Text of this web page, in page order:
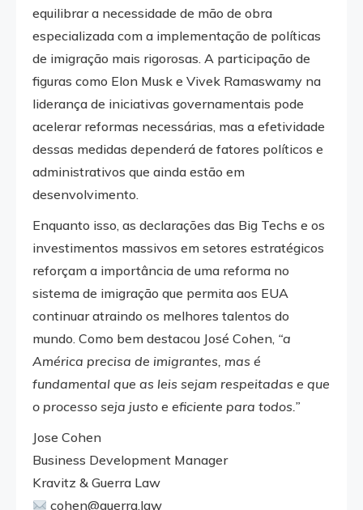
equilibrar a necessidade de mão de obra
especializada com a implementação de políticas
de imigração mais rigorosas. A participação de
figuras como Elon Musk e Vivek Ramaswamy na
liderança de iniciativas governamentais pode
acelerar reformas necessárias, mas a efetividade
dessas medidas dependerá de fatores políticos e
administrativos que ainda estão em
desenvolvimento.
Enquanto isso, as declarações das Big Techs e os
investimentos massivos em setores estratégicos
reforçam a importância de uma reforma no
sistema de imigração que permita aos EUA
continuar atraindo os melhores talentos do
mundo. Como bem destacou José Cohen, “a
América precisa de imigrantes, mas é
fundamental que as leis sejam respeitadas e que
o processo seja justo e eficiente para todos.”
Jose Cohen
Business Development Manager
Kravitz & Guerra Law
cohen@guerra.law